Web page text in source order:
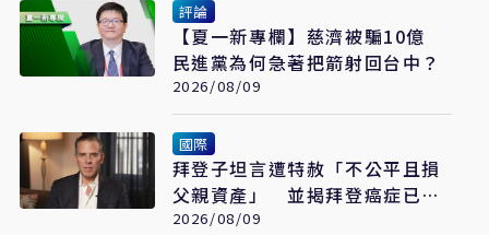
評論
【夏一新專欄】慈濟被騙10億
民進黨為何急著把箭射回台中？
2026/08/09
國際
拜登子坦言遭特赦「不公平且損
父親資產」 並揭拜登癌症已擴
散至骨骼
2026/08/09